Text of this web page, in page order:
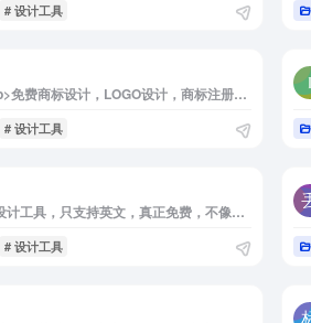
# 设计工具
<p>LOGO世界</p><p>免费商标设计，LOGO设计，商标注册查询与商标设计制作。</p><p>专注logo商标设计和知识产权保护服务6年! 为企业提供logo设计,商标注册查询以及免费的logo设计在线制作服务.注册品牌商标,就上LOGO世界!商标设计与注册一站式搞定!</p>
# 设计工具
<p> 良心的logo在线设计工具，只支持英文，真正免费，不像其他国内logo设计网站声称免费但最后导出就要收费。 </p>
# 设计工具